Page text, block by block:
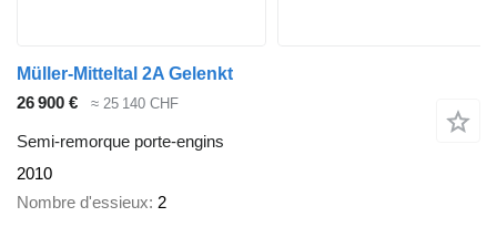
Müller-Mitteltal 2A Gelenkt
26 900 €
≈ 25 140 CHF
Semi-remorque porte-engins
2010
Nombre d'essieux 2